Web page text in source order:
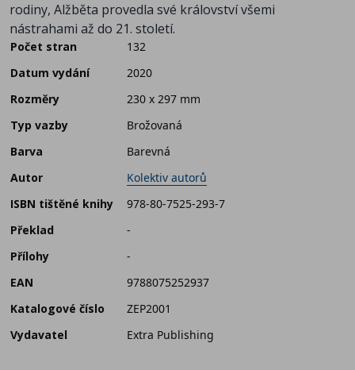
rodiny, Alžběta provedla své království všemi
nástrahami až do 21. století.
Počet stran
132
Datum vydání
2020
Rozměry
230 x 297 mm
Typ vazby
Brožovaná
Barva
Barevná
Autor
Kolektiv autorů
ISBN tištěné knihy
978-80-7525-293-7
Překlad
-
Přílohy
-
EAN
9788075252937
Katalogové číslo
ZEP2001
Vydavatel
Extra Publishing